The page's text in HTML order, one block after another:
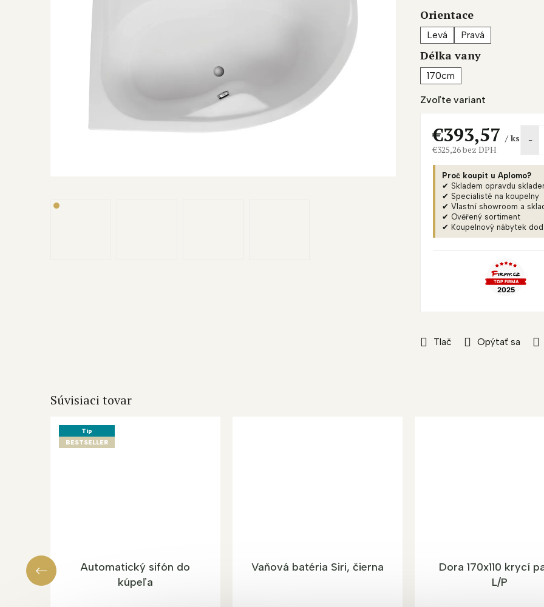
Zvoľte variant
Orientace
Levá Pravá
Délka vany
170cm
Tlač Opýtať sa
0,0
5
hviezdičiek.
€393,57 / ks
€325,26 bez DPH
Proč koupit u Aplomo?
✔ Skladem opravdu
✔ Specialisté na koupelny
✔ Vlastní showroom a
✔ Ověřený sortiment
✔ Koupelnový nábytek
Súvisiaci tovar
Tip
BESTSELLER
Automatický sifón do
kúpeľa
Vaňová batéria Siri, čierna
Dora 170x110 krycí
L/P